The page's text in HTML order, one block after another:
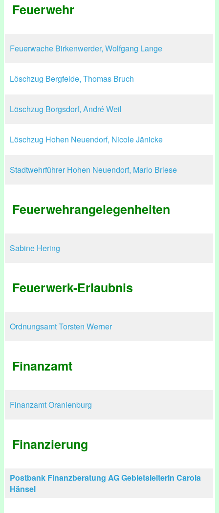
Feuerwehr
Feuerwache Birkenwerder, Wolfgang Lange
Löschzug Bergfelde, Thomas Bruch
Löschzug Borgsdorf, André Weil
Löschzug Hohen Neuendorf, Nicole Jänicke
Stadtwehrführer Hohen Neuendorf, Mario Briese
Feuerwehrangelegenheiten
Sabine Hering
Feuerwerk-Erlaubnis
Ordnungsamt Torsten Werner
Finanzamt
Finanzamt Oranienburg
Finanzierung
Postbank Finanzberatung AG Gebietsleiterin Carola
Hänsel